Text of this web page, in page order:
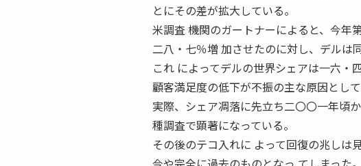
とにその差が拡大している。
米調査 機関のガートナーによると、今年
二八・七％増 加させたのに対し、デルは
これ によってデルの世界シェアは一六・
顧客満足度の低下が不振の主な原因として
実際、シェア凋落に先立ち二〇〇一年頃
種調査で顕著になっている。
その後のテコ入れに よって回復の兆しは